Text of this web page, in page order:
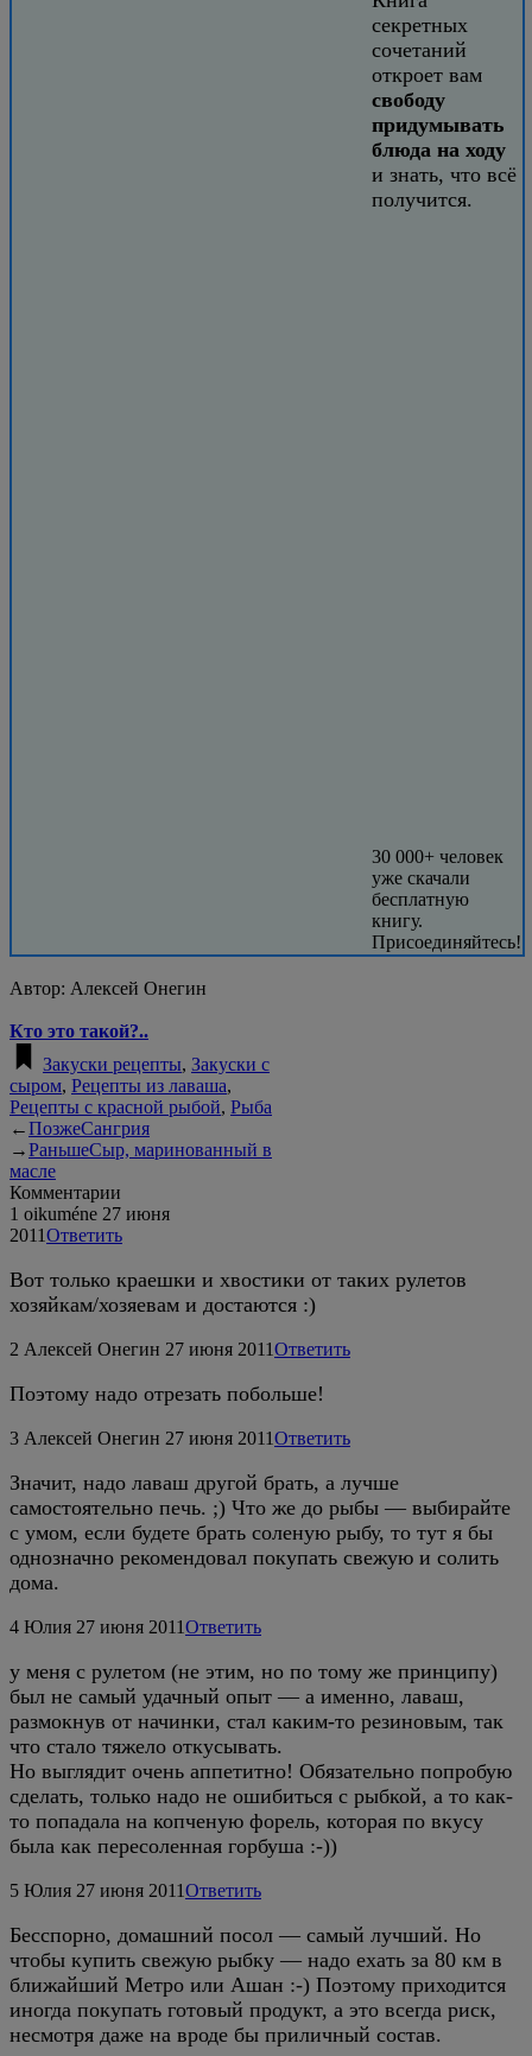
секретных
сочетаний
откроет вам
свободу
придумывать
блюда на ходу
и знать, что всё
получится.
30 000+ человек
уже скачали
бесплатную
книгу.
Присоединяйтесь!
Автор: Алексей Онегин
Кто это такой?..
Закуски рецепты, Закуски с
сыром, Рецепты из лаваша,
Рецепты с красной рыбой, Рыба
←ПозжеСангрия
→РаньшеСыр, маринованный в
масле
Комментарии
1 oikuméne 27 июня
2011Ответить
Вот только краешки и хвостики от таких рулетов
хозяйкам/хозяевам и достаются :)
2 Алексей Онегин 27 июня 2011Ответить
Поэтому надо отрезать побольше!
3 Алексей Онегин 27 июня 2011Ответить
Значит, надо лаваш другой брать, а лучше
самостоятельно печь. ;) Что же до рыбы — выбирайте
с умом, если будете брать соленую рыбу, то тут я бы
однозначно рекомендовал покупать свежую и солить
дома.
4 Юлия 27 июня 2011Ответить
у меня с рулетом (не этим, но по тому же принципу)
был не самый удачный опыт — а именно, лаваш,
размокнув от начинки, стал каким-то резиновым, так
что стало тяжело откусывать.
Но выглядит очень аппетитно! Обязательно попробую
сделать, только надо не ошибиться с рыбкой, а то как-
то попадала на копченую форель, которая по вкусу
была как пересоленная горбуша :-))
5 Юлия 27 июня 2011Ответить
Бесспорно, домашний посол — самый лучший. Но
чтобы купить свежую рыбку — надо ехать за 80 км в
ближайший Метро или Ашан :-) Поэтому приходится
иногда покупать готовый продукт, а это всегда риск,
несмотря даже на вроде бы приличный состав.